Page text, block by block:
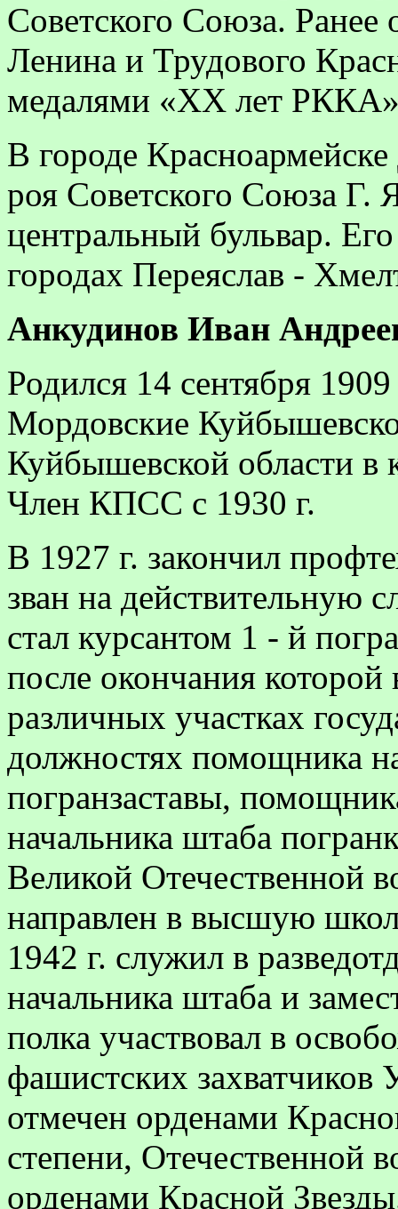
Советского Союза.
Ленина и Трудового
медалями «XX лет
В городе
роя Советского Союза
центральный бульвар.
городах Переяслав -
Анкудинов Иван
Родился 14 сентября
Мордовские
Куйбышевской области в
Член КПСС с 1930 г.
В 1927 г. закончил
зван на действительную
стал курсантом 1 - й
по­сле окончания
различных участках
должностях помощника
погранзаставы,
начальника штаба
Великой Отечественной
направлен в высшую
1942 г. служил в
начальника штаба и
полка участвовал в
фашистских захватчиков
отмечен орденами
степени, Отечественной
орденами Красной